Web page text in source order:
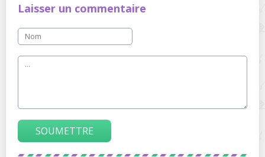
Laisser un commentaire
SOUMETTRE